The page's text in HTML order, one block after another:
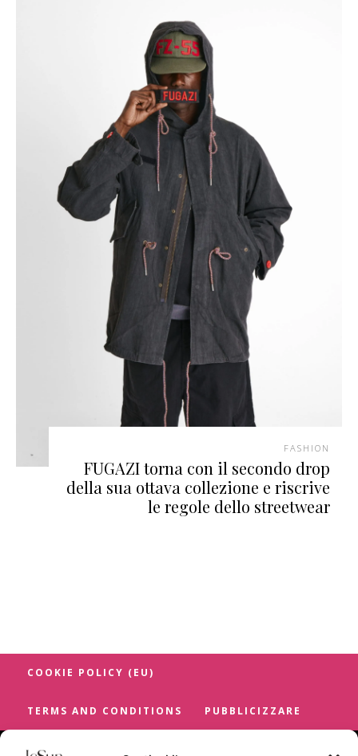
FASHION
FUGAZI torna con il secondo drop
della sua ottava collezione e riscrive
le regole dello streetwear
COOKIE POLICY (EU)
TERMS AND CONDITIONS PUBBLICIZZARE